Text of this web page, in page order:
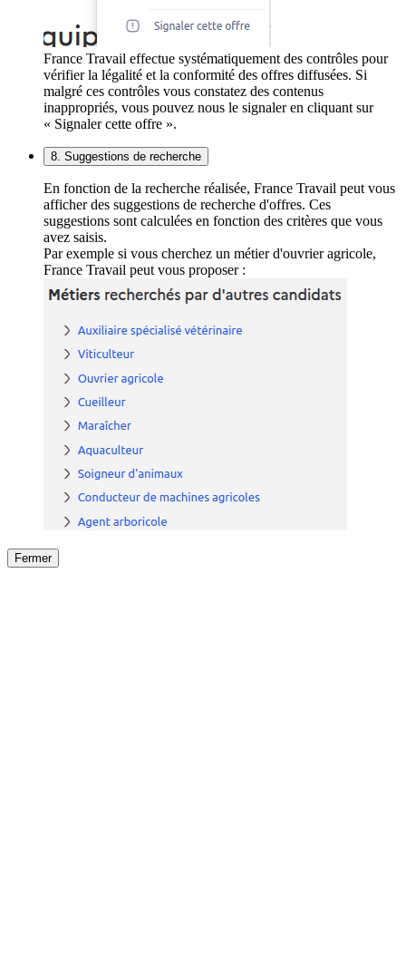
France Travail effectue systématiquement des contrôles pour
vérifier la légalité et la conformité des offres diffusées. Si
malgré ces contrôles vous constatez des contenus
inappropriés, vous pouvez nous le signaler en cliquant sur
« Signaler cette offre ».
8. Suggestions de recherche
En fonction de la recherche réalisée, France Travail peut vous
afficher des suggestions de recherche d'offres. Ces
suggestions sont calculées en fonction des critères que vous
avez saisis.
Par exemple si vous cherchez un métier d'ouvrier agricole,
France Travail peut vous proposer :
Fermer